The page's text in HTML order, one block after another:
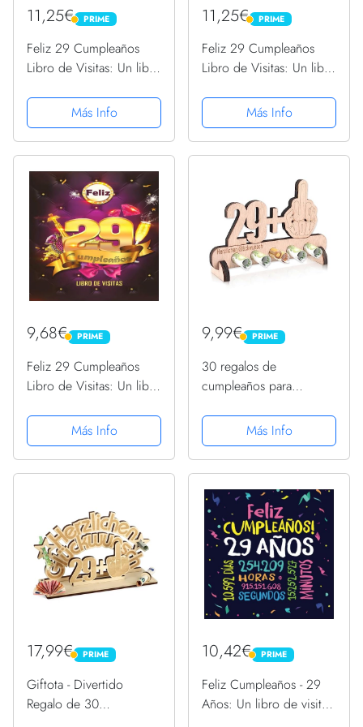
11,25€ PRIME
PRIME
Feliz 29 Cumpleaños
Libro de Visitas: Un libro
29 cumpleaños –
Decoración y regalos
originales para hombres
Más Info
11,25€ PRIME
PRIME
Feliz 29 Cumpleaños
Libro de Visitas: Un libro
29 cumpleaños –
Decoración y regalos
originales para hombres
Más Info
9,68€ PRIME
PRIME
Feliz 29 Cumpleaños
Libro de Visitas: Un libro
29 cumpleaños –
Decoración y regalos
originales para hombres
Más Info
9,99€ PRIME
PRIME
30 regalos de
cumpleaños para
1 dedo medio
decoraciones de
cumpleaños divertidas,
madera de
cumpleaños,...
Más Info
17,99€ PRIME
PRIME
Giftota - Divertido
Regalo de 30
10,42€ PRIME
PRIME
Feliz Cumpleaños - 29
Años: Un libro de visitas